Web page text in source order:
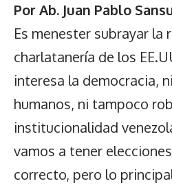
Por Ab. Juan Pablo
Es menester subrayar la
charlatanería de los
interesa la democracia,
humanos, ni tampoco
institucionalidad
vamos a tener
correcto, pero lo